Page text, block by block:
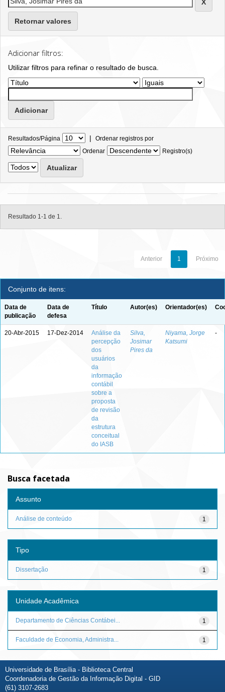
Retornar valores
Adicionar filtros:
Utilizar filtros para refinar o resultado de busca.
Resultados/Página | Ordenar registros por
Ordenar
Registro(s)
Resultado 1-1 de 1.
Anterior 1 Próximo
Conjunto de itens:
Data de
publicação
Data de
defesa
Título Autor(es) Orientador(es)
20-Abr-2015 17-Dez-2014
Análise da
percepção
dos
usuários
da
informação
contábil
sobre a
proposta
de revisão
da
estrutura
conceitual
do IASB
Silva,
Josimar
Pires da
Niyama, Jorge
Katsumi
-
Busca facetada
Assunto
1
Análise de conteúdo
Tipo
1
Dissertação
Unidade Acadêmica
1
Departamento de Ciências Contábei...
1
Faculdade de Economia, Administra...
Universidade de Brasília - Biblioteca Central
Coordenadoria de Gestão da Informação Digital - GID
(61) 3107-2683